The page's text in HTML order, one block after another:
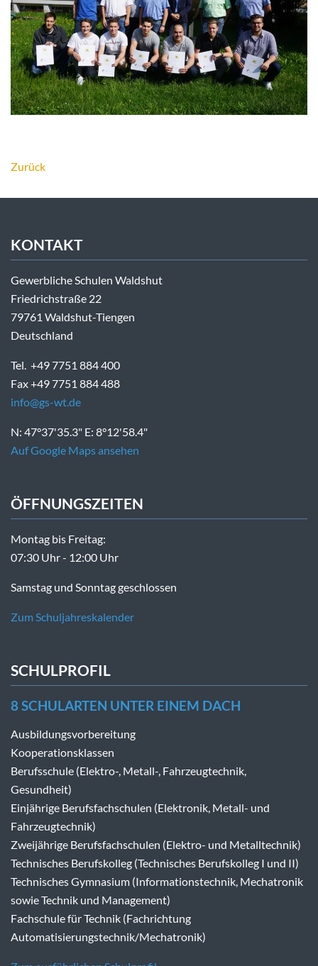
Zurück
KONTAKT
Gewerbliche Schulen Waldshut
Friedrichstraße 22
79761 Waldshut-Tiengen
Deutschland
Tel. +49 7751 884 400
Fax +49 7751 884 488
info@gs-wt.de
N: 47°37'35.3" E: 8°12'58.4"
Auf Google Maps ansehen
ÖFFNUNGSZEITEN
Montag bis Freitag:
07:30 Uhr - 12:00 Uhr
Samstag und Sonntag geschlossen
Zum Schuljahreskalender
SCHULPROFIL
8 SCHULARTEN UNTER EINEM DACH
Ausbildungsvorbereitung
Kooperationsklassen
Berufsschule (Elektro-, Metall-, Fahrzeugtechnik,
Gesundheit)
Einjährige Berufsfachschulen (Elektronik, Metall- und
Fahrzeugtechnik)
Zweijährige Berufsfachschulen (Elektro- und Metalltechnik)
Technisches Berufskolleg (Technisches Berufskolleg I und II)
Technisches Gymnasium (Informationstechnik, Mechatronik
sowie Technik und Management)
Fachschule für Technik (Fachrichtung
Automatisierungstechnik/Mechatronik)